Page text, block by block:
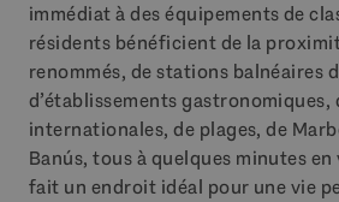
immédiat à des équipements de
résidents bénéficient de la
renommés, de stations balnéaires
d’établissements gastronomiques,
internationales, de plages, de
Banús, tous à quelques minutes
fait un endroit idéal pour une vie